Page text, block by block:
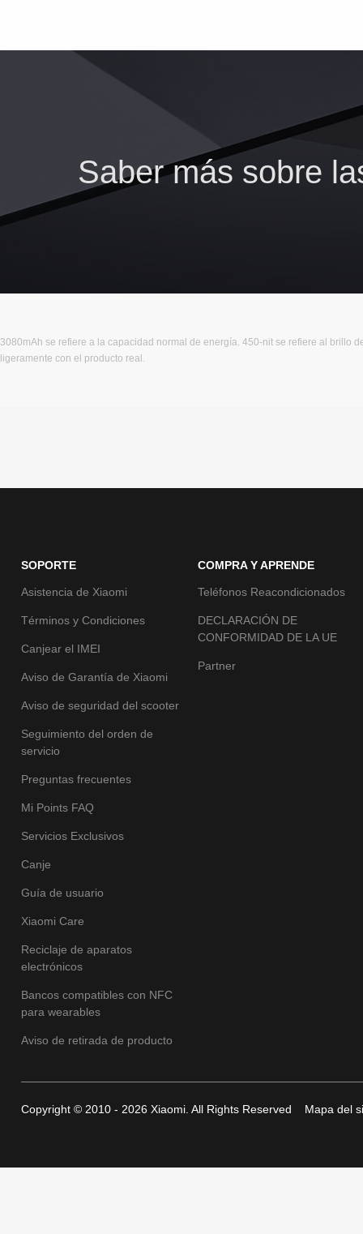
Saber más sobre
3080mAh se refiere a la capacidad normal de energía. 450-nit se refiere al brillo
ligeramente con el producto real.
SOPORTE
Asistencia de Xiaomi
Términos y Condiciones
Canjear el IMEI
Aviso de Garantía de Xiaomi
Aviso de seguridad del scooter
Seguimiento del orden de
servicio
Preguntas frecuentes
Mi Points FAQ
Servicios Exclusivos
Canje
Guía de usuario
Xiaomi Care
Reciclaje de aparatos
electrónicos
Bancos compatibles con NFC
para wearables
Aviso de retirada de producto
COMPRA Y APRENDE
Teléfonos Reacondicionados
DECLARACIÓN DE
CONFORMIDAD DE LA UE
Partner
Copyright © 2010 - 2026 Xiaomi. All Rights Reserved Mapa del